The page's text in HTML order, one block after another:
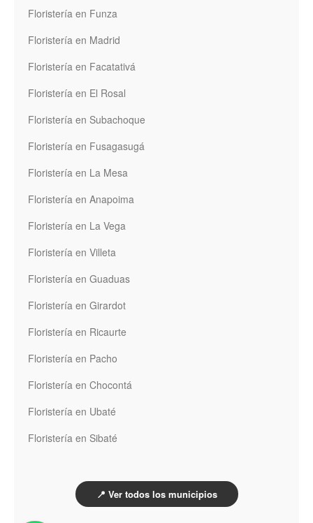
Floristería en Funza
Floristería en Madrid
Floristería en Facatativá
Floristería en El Rosal
Floristería en Subachoque
Floristería en Fusagasugá
Floristería en La Mesa
Floristería en Anapoima
Floristería en La Vega
Floristería en Villeta
Floristería en Guaduas
Floristería en Girardot
Floristería en Ricaurte
Floristería en Pacho
Floristería en Chocontá
Floristería en Ubaté
Floristería en Sibaté
📍 Ver todos los municipios